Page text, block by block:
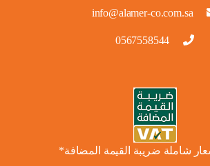
info@alamer-co.com.sa
0567558544
شاملة ضريبة القيمة المضافة*